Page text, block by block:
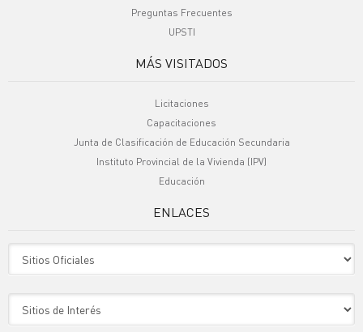
Preguntas Frecuentes
UPSTI
MÁS VISITADOS
Licitaciones
Capacitaciones
Junta de Clasificación de Educación Secundaria
Instituto Provincial de la Vivienda (IPV)
Educación
ENLACES